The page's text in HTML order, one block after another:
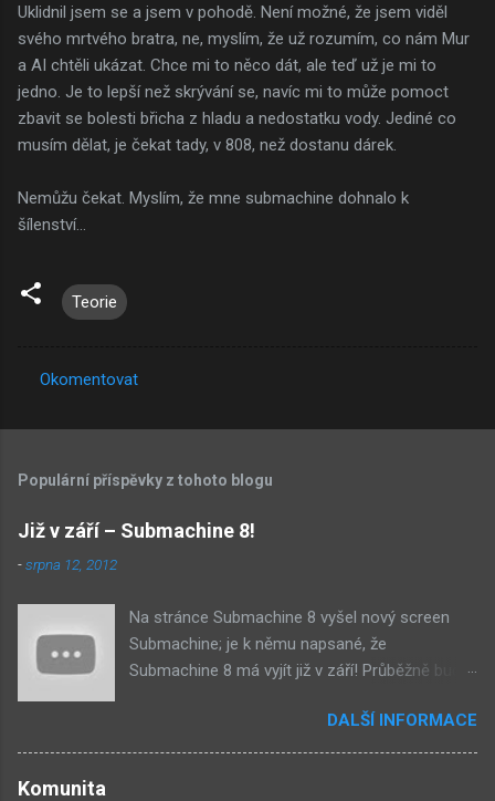
Uklidnil jsem se a jsem v pohodě. Není možné, že jsem viděl
svého mrtvého bratra, ne, myslím, že už rozumím, co nám Mur
a AI chtěli ukázat. Chce mi to něco dát, ale teď už je mi to
jedno. Je to lepší než skrývání se, navíc mi to může pomoct
zbavit se bolesti břicha z hladu a nedostatku vody. Jediné co
musím dělat, je čekat tady, v 808, než dostanu dárek.
Nemůžu čekat. Myslím, že mne submachine dohnalo k
šílenství…
Teorie
o
e
n
Okomentovat
Populární příspěvky z tohoto blogu
Již v září – Submachine 8!
-srpna 12, 2012
Na stránce Submachine 8 vyšel nový screen
Submachine; je k němu napsané, že
Submachine 8 má vyjít již v září! Průběžně budu
zveřejněný materiál ze Submachine 8. Zvukové
pozadí menu. První screen, který se na stránce
DALŠÍ INFORMACE
Komunita